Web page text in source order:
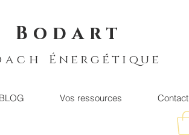
Bodart
Énergétique
BLOG Vos ressources Contact